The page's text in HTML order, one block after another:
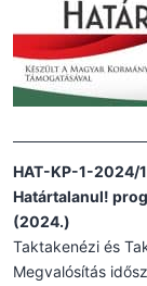
HAT-KP-1-2024/
Határtalanul!
(2024.)
Taktakenézi és
Megvalósítás